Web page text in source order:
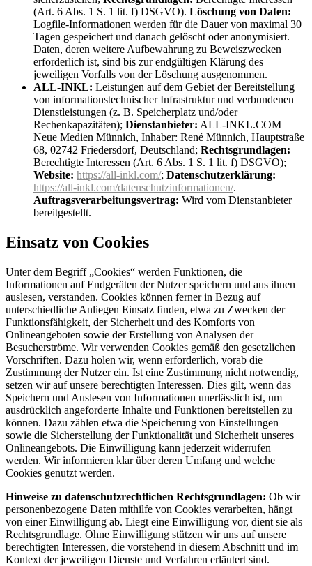
(Art. 6 Abs. 1 S. 1 lit. f) DSGVO). Löschung von Daten:
Logfile-Informationen werden für die Dauer von maximal 30
Tagen gespeichert und danach gelöscht oder anonymisiert.
Daten, deren weitere Aufbewahrung zu Beweiszwecken
erforderlich ist, sind bis zur endgültigen Klärung des
jeweiligen Vorfalls von der Löschung ausgenommen.
ALL-INKL: Leistungen auf dem Gebiet der Bereitstellung
von informationstechnischer Infrastruktur und verbundenen
Dienstleistungen (z. B. Speicherplatz und/oder
Rechenkapazitäten); Dienstanbieter: ALL-INKL.COM –
Neue Medien Münnich, Inhaber: René Münnich, Hauptstraße
68, 02742 Friedersdorf, Deutschland; Rechtsgrundlagen:
Berechtigte Interessen (Art. 6 Abs. 1 S. 1 lit. f) DSGVO);
Website: https://all-inkl.com/; Datenschutzerklärung:
https://all-inkl.com/datenschutzinformationen/.
Auftragsverarbeitungsvertrag: Wird vom Dienstanbieter
bereitgestellt.
Einsatz von Cookies
Unter dem Begriff „Cookies“ werden Funktionen, die
Informationen auf Endgeräten der Nutzer speichern und aus ihnen
auslesen, verstanden. Cookies können ferner in Bezug auf
unterschiedliche Anliegen Einsatz finden, etwa zu Zwecken der
Funktionsfähigkeit, der Sicherheit und des Komforts von
Onlineangeboten sowie der Erstellung von Analysen der
Besucherströme. Wir verwenden Cookies gemäß den gesetzlichen
Vorschriften. Dazu holen wir, wenn erforderlich, vorab die
Zustimmung der Nutzer ein. Ist eine Zustimmung nicht notwendig,
setzen wir auf unsere berechtigten Interessen. Dies gilt, wenn das
Speichern und Auslesen von Informationen unerlässlich ist, um
ausdrücklich angeforderte Inhalte und Funktionen bereitstellen zu
können. Dazu zählen etwa die Speicherung von Einstellungen
sowie die Sicherstellung der Funktionalität und Sicherheit unseres
Onlineangebots. Die Einwilligung kann jederzeit widerrufen
werden. Wir informieren klar über deren Umfang und welche
Cookies genutzt werden.
Hinweise zu datenschutzrechtlichen Rechtsgrundlagen: Ob wir
personenbezogene Daten mithilfe von Cookies verarbeiten, hängt
von einer Einwilligung ab. Liegt eine Einwilligung vor, dient sie als
Rechtsgrundlage. Ohne Einwilligung stützen wir uns auf unsere
berechtigten Interessen, die vorstehend in diesem Abschnitt und im
Kontext der jeweiligen Dienste und Verfahren erläutert sind.